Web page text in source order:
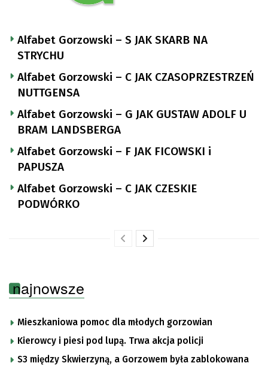
Alfabet Gorzowski – S JAK SKARB NA
STRYCHU
Alfabet Gorzowski – C JAK CZASOPRZESTRZEŃ
NUTTGENSA
Alfabet Gorzowski – G JAK GUSTAW ADOLF U
BRAM LANDSBERGA
Alfabet Gorzowski – F JAK FICOWSKI i
PAPUSZA
Alfabet Gorzowski – C JAK CZESKIE
PODWÓRKO
najnowsze
Mieszkaniowa pomoc dla młodych gorzowian
Kierowcy i piesi pod lupą. Trwa akcja policji
S3 między Skwierzyną, a Gorzowem była zablokowana